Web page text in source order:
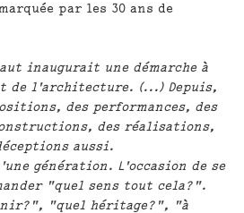
par les 30 ans de
inaugurait une démarche à
de l'architecture. (...) Depuis,
des performances, des
des réalisations,
aussi.
génération. L'occasion de se
"quel sens tout cela?".
"quel héritage?", "à